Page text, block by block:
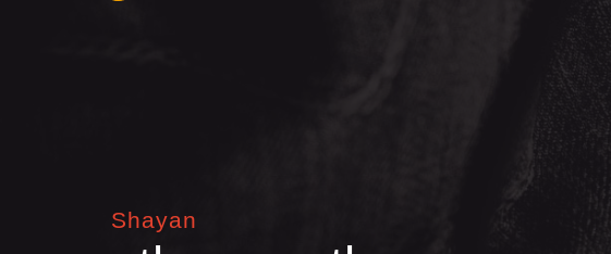
Shayan